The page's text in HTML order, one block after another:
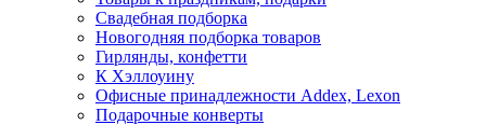
Свадебная подборка
Новогодняя подборка товаров
Гирлянды, конфетти
К Хэллоуину
Офисные принадлежности Addex, Lexon
Подарочные конверты